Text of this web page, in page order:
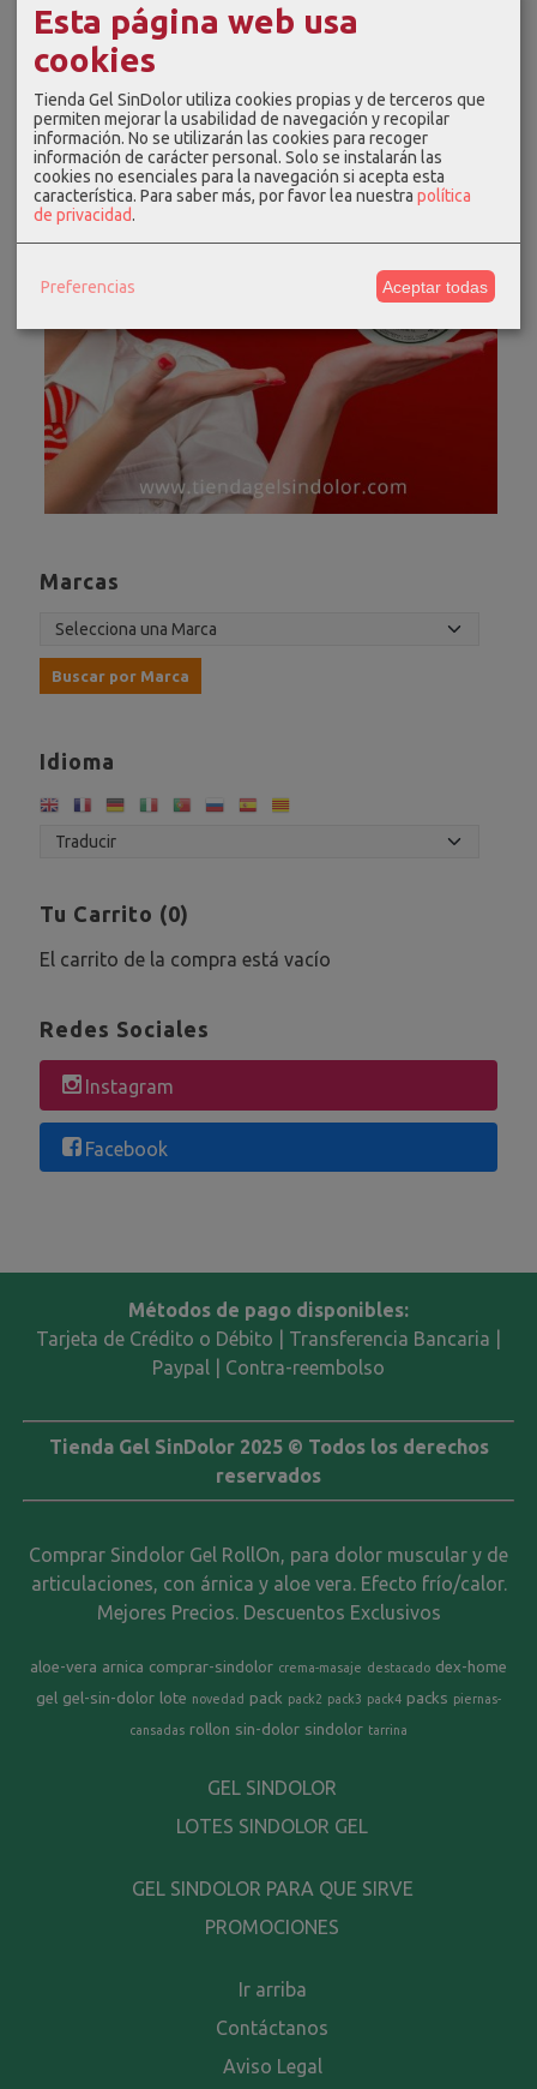
Marcas
Idioma
Tu Carrito (0)
El carrito de la compra está vacío
Redes Sociales
Instagram
Facebook
Métodos de pago disponibles:
Tarjeta de Crédito o Débito | Transferencia Bancaria |
Paypal | Contra-reembolso
Tienda Gel SinDolor 2025 © Todos los derechos
reservados
Comprar Sindolor Gel RollOn, para dolor muscular y de
articulaciones, con árnica y aloe vera. Efecto frío/calor.
Mejores Precios. Descuentos Exclusivos
aloe-vera arnica comprar-sindolor crema-masaje destacado dex-home
gel gel-sin-dolor lote novedad pack pack2 pack3 pack4 packs piernas-
cansadas rollon sin-dolor sindolor tarrina
GEL SINDOLOR
LOTES SINDOLOR GEL
GEL SINDOLOR PARA QUE SIRVE
PROMOCIONES
Ir arriba
Contáctanos
Aviso Legal
Esta página web usa
cookies
Tienda Gel SinDolor utiliza cookies propias y de terceros que
permiten mejorar la usabilidad de navegación y recopilar
información. No se utilizarán las cookies para recoger
información de carácter personal. Solo se instalarán las
cookies no esenciales para la navegación si acepta esta
característica. Para saber más, por favor lea nuestra política
de privacidad.
Preferencias Aceptar todas